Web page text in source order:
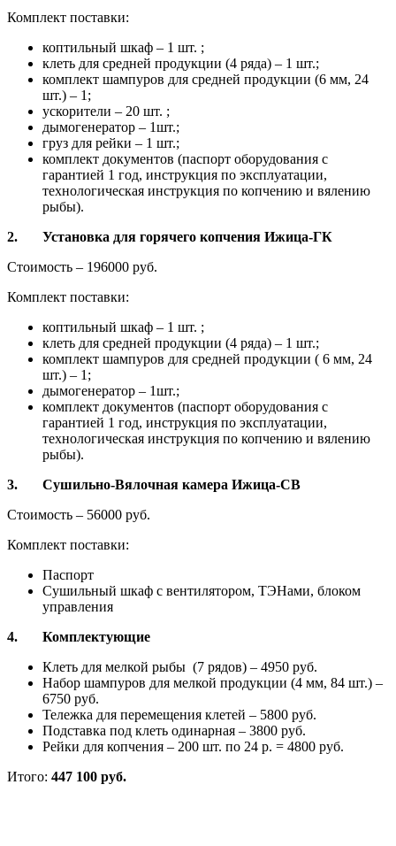
Комплект поставки:
коптильный шкаф – 1 шт. ;
клеть для средней продукции (4 ряда) – 1 шт.;
комплект шампуров для средней продукции (6 мм, 24
шт.) – 1;
ускорители – 20 шт. ;
дымогенератор – 1шт.;
груз для рейки – 1 шт.;
комплект документов (паспорт оборудования с
гарантией 1 год, инструкция по эксплуатации,
технологическая инструкция по копчению и вялению
рыбы).
2. Установка для горячего копчения Ижица-ГК
Стоимость – 196000 руб.
Комплект поставки:
коптильный шкаф – 1 шт. ;
клеть для средней продукции (4 ряда) – 1 шт.;
комплект шампуров для средней продукции ( 6 мм, 24
шт.) – 1;
дымогенератор – 1шт.;
комплект документов (паспорт оборудования с
гарантией 1 год, инструкция по эксплуатации,
технологическая инструкция по копчению и вялению
рыбы).
3. Сушильно-Вялочная камера Ижица-СВ
Стоимость – 56000 руб.
Комплект поставки:
Паспорт
Сушильный шкаф с вентилятором, ТЭНами, блоком
управления
4. Комплектующие
Клеть для мелкой рыбы (7 рядов) – 4950 руб.
Набор шампуров для мелкой продукции (4 мм, 84 шт.) –
6750 руб.
Тележка для перемещения клетей – 5800 руб.
Подставка под клеть одинарная – 3800 руб.
Рейки для копчения – 200 шт. по 24 р. = 4800 руб.
Итого: 447 100 руб.